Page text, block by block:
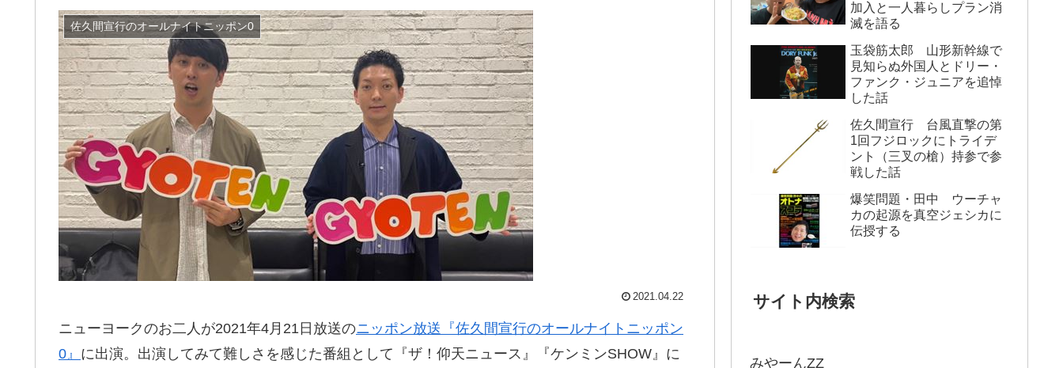
佐久間宣行のオールナイトニッポン0
2021.04.22
ニューヨークのお二人が2021年4月21日放送のニッポン放送『佐久間宣行のオールナイトニッポン
0』 に出演。出演してみて難しさを感じた番組として『ザ！仰天ニュース』『ケンミンSHOW』に
加入と一人暮らしプラン消
滅を語る
玉袋筋太郎 山形新幹線で
見知らぬ外国人とドリー・
ファンク・ジュニアを追悼
した話
佐久間宣行 台風直撃の第
1回フジロックにトライデ
ント（三叉の槍）持参で参
戦した話
爆笑問題・田中 ウーチャ
カの起源を真空ジェシカに
伝授する
サイト内検索
みやーんZZ